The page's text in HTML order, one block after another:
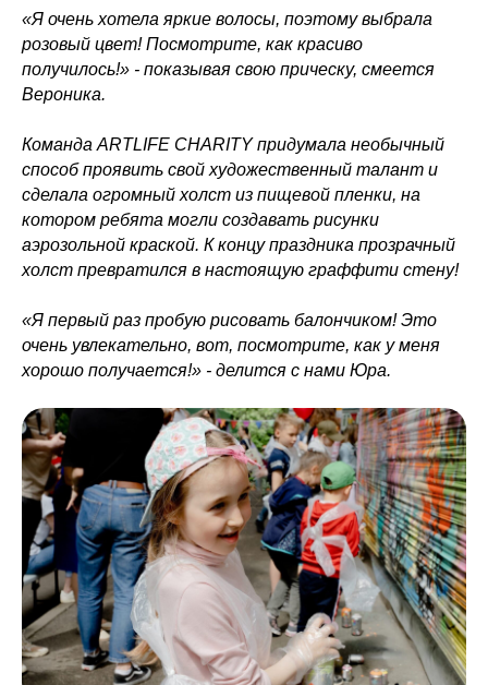
«Я очень хотела яркие волосы, поэтому выбрала
розовый цвет! Посмотрите, как красиво
получилось!» - показывая свою прическу, смеется
Вероника.
Команда ARTLIFE CHARITY придумала необычный
способ проявить свой художественный талант и
сделала огромный холст из пищевой пленки, на
котором ребята могли создавать рисунки
аэрозольной краской. К концу праздника прозрачный
холст превратился в настоящую граффити стену!
«Я первый раз пробую рисовать балончиком! Это
очень увлекательно, вот, посмотрите, как у меня
хорошо получается!» - делится с нами Юра.